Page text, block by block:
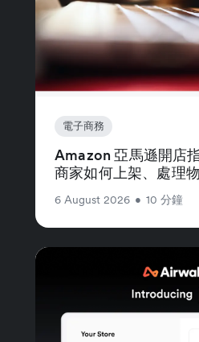
電子商務
Amazon 亞馬遜開店
商家如何上架、處理
6 August 2026 • 10 分鐘